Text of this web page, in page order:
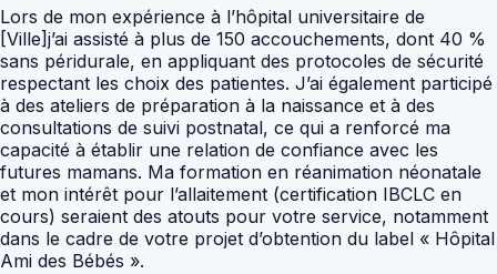
Lors de mon expérience à l’hôpital universitaire de
[Ville]j’ai assisté à plus de 150 accouchements, dont 40 %
sans péridurale, en appliquant des protocoles de sécurité
respectant les choix des patientes. J’ai également participé
à des ateliers de préparation à la naissance et à des
consultations de suivi postnatal, ce qui a renforcé ma
capacité à établir une relation de confiance avec les
futures mamans. Ma formation en réanimation néonatale
et mon intérêt pour l’allaitement (certification IBCLC en
cours) seraient des atouts pour votre service, notamment
dans le cadre de votre projet d’obtention du label « Hôpital
Ami des Bébés ».